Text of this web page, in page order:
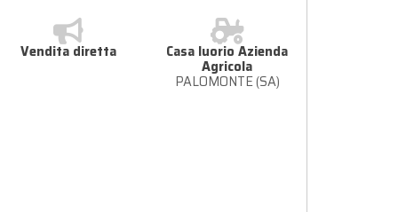
Vendita diretta Casa Iuorio Azienda
Agricola
PALOMONTE (SA)